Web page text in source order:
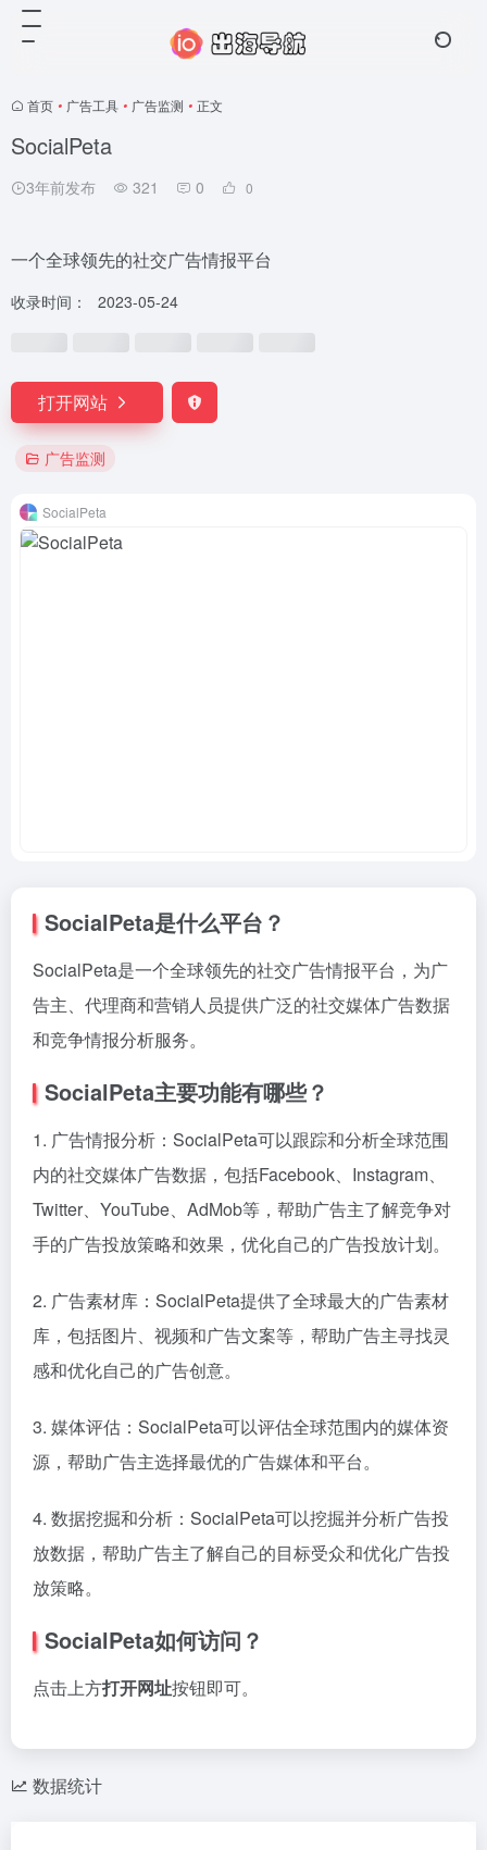
首页 • 广告工具 • 广告监测 • 正文
SocialPeta
3年前发布 321 0 0
一个全球领先的社交广告情报平台
收录时间： 2023-05-24
打开网站
广告监测
SocialPeta
SocialPeta是什么平台？
SocialPeta是一个全球领先的社交广告情报平台，为广
告主、代理商和营销人员提供广泛的社交媒体广告数据
和竞争情报分析服务。
SocialPeta主要功能有哪些？
1. 广告情报分析：SocialPeta可以跟踪和分析全球范围
内的社交媒体广告数据，包括Facebook、Instagram、
Twitter、YouTube、AdMob等，帮助广告主了解竞争对
手的广告投放策略和效果，优化自己的广告投放计划。
2. 广告素材库：SocialPeta提供了全球最大的广告素材
库，包括图片、视频和广告文案等，帮助广告主寻找灵
感和优化自己的广告创意。
3. 媒体评估：SocialPeta可以评估全球范围内的媒体资
源，帮助广告主选择最优的广告媒体和平台。
4. 数据挖掘和分析：SocialPeta可以挖掘并分析广告投
放数据，帮助广告主了解自己的目标受众和优化广告投
放策略。
SocialPeta如何访问？
点击上方打开网址按钮即可。
数据统计